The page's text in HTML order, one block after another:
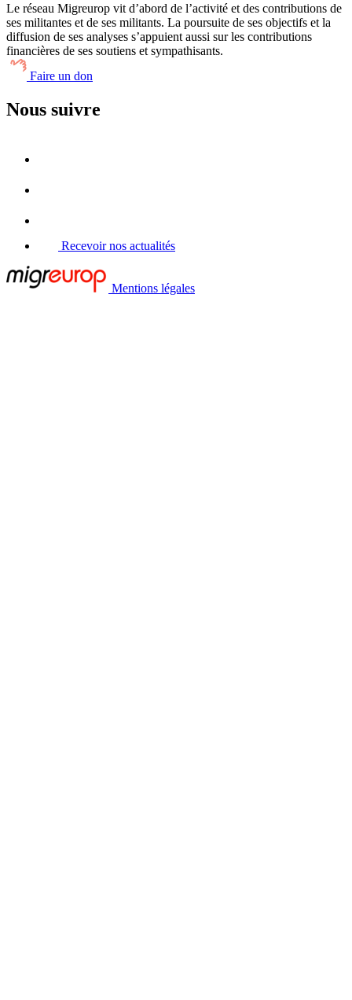
Le réseau Migreurop vit d’abord de l’activité et des contributions de
ses militantes et de ses militants. La poursuite de ses objectifs et la
diffusion de ses analyses s’appuient aussi sur les contributions
financières de ses soutiens et sympathisants.
Faire un don
Nous suivre
Recevoir nos actualités
Mentions légales